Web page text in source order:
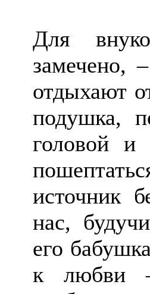
Для
замечено,
отдыхают
подушка,
головой и
источник
нас,
его
к любви